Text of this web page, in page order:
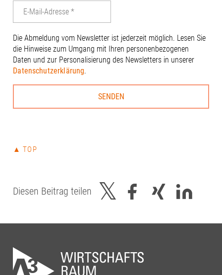
Die Abmeldung vom Newsletter ist jederzeit möglich. Lesen Sie
die Hinweise zum Umgang mit Ihren personenbezogenen
Daten und zur Personalisierung des Newsletters in unserer
Datenschutzerklärung.
▲ TOP
Diesen Beitrag teilen